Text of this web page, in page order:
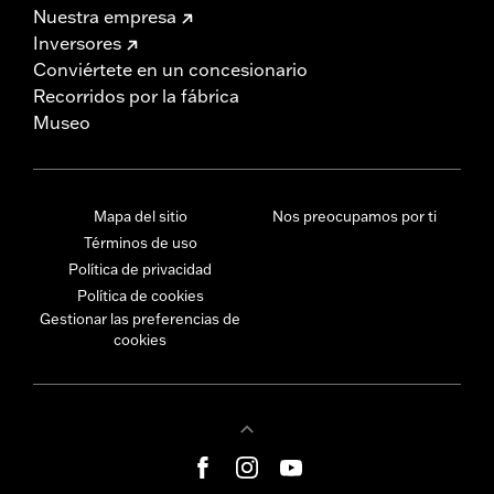
Nuestra empresa
Inversores
Conviértete en un concesionario
Recorridos por la fábrica
Museo
Mapa del sitio
Términos de uso
Política de privacidad
Política de cookies
Gestionar las preferencias de
cookies
Nos preocupamos por ti